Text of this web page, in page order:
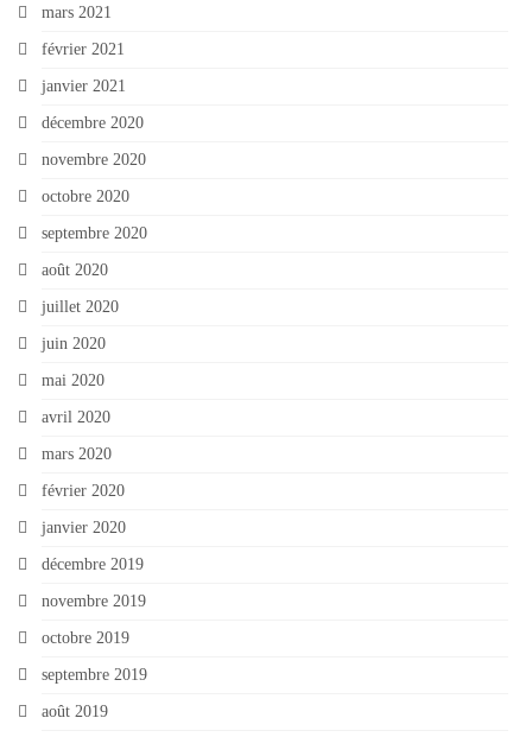
mars 2021
février 2021
janvier 2021
décembre 2020
novembre 2020
octobre 2020
septembre 2020
août 2020
juillet 2020
juin 2020
mai 2020
avril 2020
mars 2020
février 2020
janvier 2020
décembre 2019
novembre 2019
octobre 2019
septembre 2019
août 2019